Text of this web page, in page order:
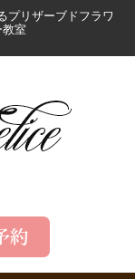
プリザーブドフラワ
教室